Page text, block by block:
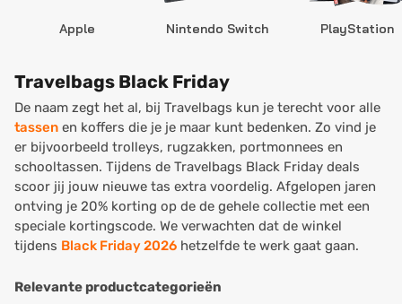
Apple Nintendo Switch PlayStation
Travelbags Black Friday
De naam zegt het al, bij Travelbags kun je terecht voor alle
tassen en koffers die je je maar kunt bedenken. Zo vind je
er bijvoorbeeld trolleys, rugzakken, portmonnees en
schooltassen. Tijdens de Travelbags Black Friday deals
scoor jij jouw nieuwe tas extra voordelig. Afgelopen jaren
ontving je 20% korting op de de gehele collectie met een
speciale kortingscode. We verwachten dat de winkel
tijdens Black Friday 2026 hetzelfde te werk gaat gaan.
Relevante productcategorieën